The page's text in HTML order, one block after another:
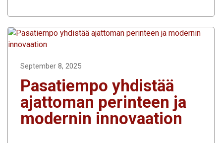
September 8, 2025
Pasatiempo yhdistää
ajattoman perinteen ja
modernin innovaation